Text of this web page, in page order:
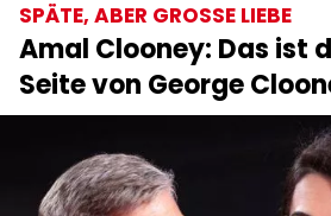
SPÄTE, ABER GROSSE LIEBE
Amal Clooney: Das ist
Seite von George